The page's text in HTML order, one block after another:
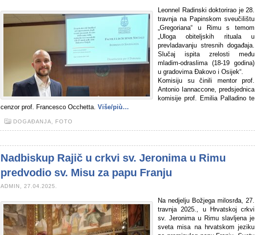
Leonnel Radinski doktorirao je 28.
travnja na Papinskom sveučilištu
„Gregoriana“ u Rimu s temom
„Uloga obiteljskih rituala u
prevladavanju stresnih događaja.
Slučaj ispita zrelosti među
mladim-odraslima (18-19 godina)
u gradovima Đakovo i Osijek“.
Komisiju su činili mentor prof.
Antonio Iannaccone, predsjednica
komisije prof. Emilia Palladino te
cenzor prof. Francesco Occhetta. Više/più…
DOGAĐANJA, FOTO
Nadbiskup Rajič u crkvi sv. Jeronima u Rimu
predvodio sv. Misu za papu Franju
ADMIN, 27.04.2025.
Na nedjelju Božjega milosrđa, 27.
travnja 2025., u Hrvatskoj crkvi
sv. Jeronima u Rimu slavljena je
sveta misa na hrvatskom jeziku